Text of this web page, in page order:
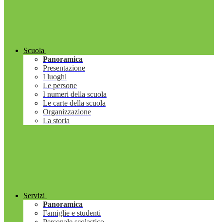
Scuola
Panoramica
Presentazione
I luoghi
Le persone
I numeri della scuola
Le carte della scuola
Organizzazione
La storia
Servizi
Panoramica
Famiglie e studenti